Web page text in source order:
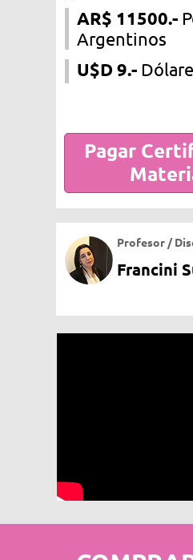
AR$ 11500.-
Argentinos
U$D 9.-
Pagar
Profesor /
Francini